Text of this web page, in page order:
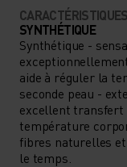
SYNTHÉTIQUE
Synthétique -
aide à réguler la
seconde peau -
excellent transfert
température
fibres naturelles
le temps.